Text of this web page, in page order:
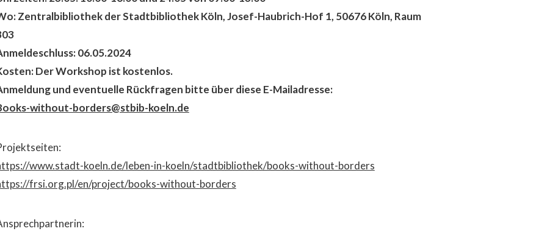
Zentralbibliothek der Stadtbibliothek Köln, Josef-Haubrich-Hof 1, 50676 Köln, Raum
06.05.2024
Der Workshop ist kostenlos.
und eventuelle Rückfragen bitte über diese E-Mailadresse:
without-borders@stbib-koeln.de
www.stadt-koeln.de/leben-in-koeln/stadtbibliothek/books-without-borders
frsi.org.pl/en/project/books-without-borders